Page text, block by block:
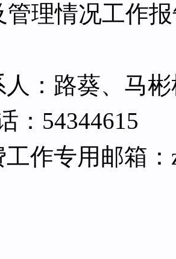
管理情况工作
：路葵、 马
：54344615
作专用邮箱：